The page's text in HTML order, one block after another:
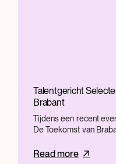
Talentgericht
Brabant
Tijdens een recent
De Toekomst van
Read more